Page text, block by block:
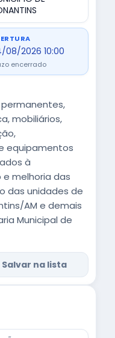
08/2026 10:00
encerrado
mobiliários,
equipamentos
à
melhoria das
das unidades de
AM e demais
Municipal de
Salvar na lista